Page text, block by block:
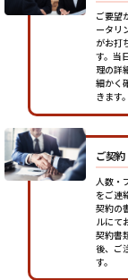
ご要望
ータリ
がお打
す。当
理の詳
細かく
きます。
ご契約
人数・
をご連
契約の
ルにて
契約書
後、ご
す。